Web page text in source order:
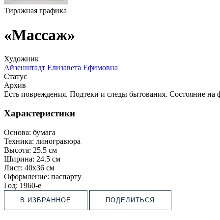
Тиражная графика
«Массаж»
Художник
Айзенштадт Елизавета Ефимовна
Статус
Архив
Есть повреждения. Подтеки и следы бытования. Состояние на
Характеристики
Основа: бумага
Техника: линогравюра
Высота: 25.5 см
Ширина: 24.5 см
Лист: 40х36 см
Оформление: паспарту
Год: 1960-е
В ИЗБРАННОЕ ПОДЕЛИТЬСЯ